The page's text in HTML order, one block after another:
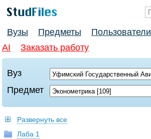
Вузы Предметы Пользователи
AI
Заказать работу
Вуз
Предмет
Развернуть все
Лаба 1